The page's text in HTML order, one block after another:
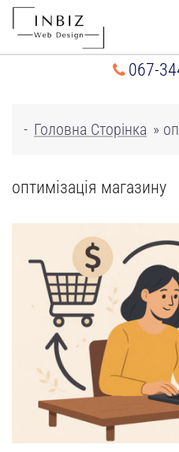
Перейти
067-
- Головна Сторінка »
оптимізація магазину